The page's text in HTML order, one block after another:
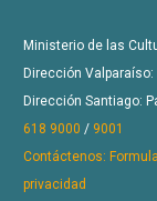
Ministerio de las
Dirección
Dirección Santiago:
618 9000 / 9001
Contáctenos:
privacidad